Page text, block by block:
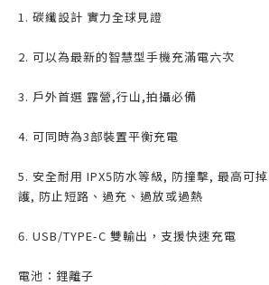
1. 碳纖設計 實力全球見證
2. 可以為最新的智慧型手機充滿電六次
3. 戶外首選 露營,行山,拍攝必備
4. 可同時為3部裝置平衡充電
5. 安全耐用 IPX5防水等級, 防撞擊, 最高可
護, 防止短路、過充、過放或過熱
6. USB/TYPE-C 雙輸出，支援快速充電
電池：鋰離子